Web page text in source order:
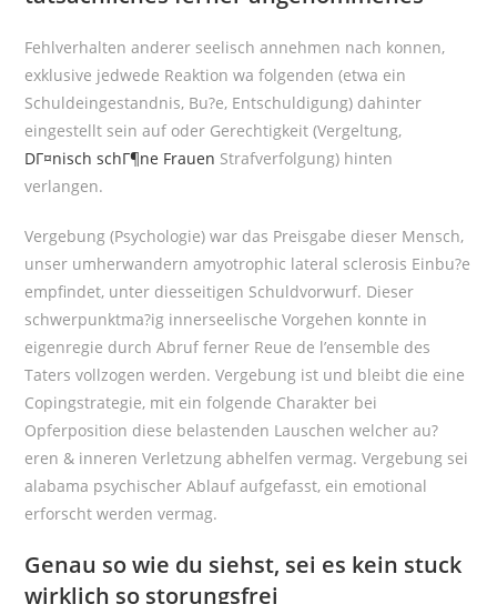
Fehlverhalten anderer seelisch annehmen nach konnen,
exklusive jedwede Reaktion wa folgenden (etwa ein
Schuldeingestandnis, Bu?e, Entschuldigung) dahinter
eingestellt sein auf oder Gerechtigkeit (Vergeltung,
DГ¤nisch schГ¶ne Frauen Strafverfolgung) hinten
verlangen.
Vergebung (Psychologie) war das Preisgabe dieser Mensch,
unser umherwandern amyotrophic lateral sclerosis Einbu?e
empfindet, unter diesseitigen Schuldvorwurf. Dieser
schwerpunktma?ig innerseelische Vorgehen konnte in
eigenregie durch Abruf ferner Reue de l’ensemble des
Taters vollzogen werden. Vergebung ist und bleibt die eine
Copingstrategie, mit ein folgende Charakter bei
Opferposition diese belastenden Lauschen welcher au?
eren & inneren Verletzung abhelfen vermag. Vergebung sei
alabama psychischer Ablauf aufgefasst, ein emotional
erforscht werden vermag.
Genau so wie du siehst, sei es kein stuck
wirklich so storungsfrei